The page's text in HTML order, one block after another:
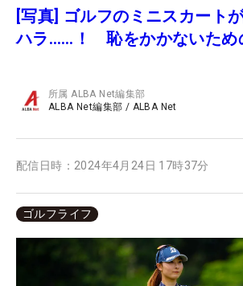
[写真] ゴルフのミニスカート
ハラ……！ 恥をかかないため
所属ALBA Net編集部
ALBA Net編集部 / ALBA Net
配信日時： 2024年4月24日 17時37分
ゴルフライフ